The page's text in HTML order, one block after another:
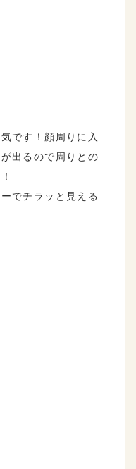
です！顔周りに入
出るので周りとの
でチラッと見える